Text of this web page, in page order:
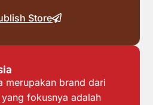
Store
merupakan brand dari
fokusnya adalah